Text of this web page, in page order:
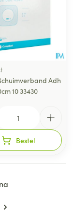
Adh
10 33430
Bestel